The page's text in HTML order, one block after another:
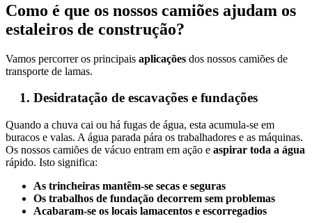
Como é que os nossos camiões ajudam os
estaleiros de construção?
Vamos percorrer os principais aplicações dos nossos camiões de
transporte de lamas.
Desidratação de escavações e fundações
Quando a chuva cai ou há fugas de água, esta acumula-se em
buracos e valas. A água parada pára os trabalhadores e as máquinas.
Os nossos camiões de vácuo entram em ação e aspirar toda a água
rápido. Isto significa:
As trincheiras mantêm-se secas e seguras
Os trabalhos de fundação decorrem sem problemas
Acabaram-se os locais lamacentos e escorregadios